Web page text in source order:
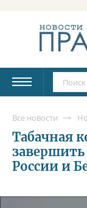
Все новости
Табачная
завершить
России и